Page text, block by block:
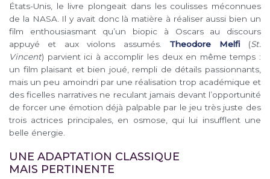
États-Unis, le livre plongeait dans les coulisses méconnues
de la NASA. Il y avait donc là matière à réaliser aussi bien un
film enthousiasmant qu’un biopic à Oscars au discours
appuyé et aux violons assumés. Theodore Melfi(St.
Vincent) parvient ici à accomplir les deux en même temps :
un film plaisant et bien joué, rempli de détails passionnants,
mais un peu amoindri par une réalisation trop académique et
des ficelles narratives ne reculant jamais devant l’opportunité
de forcer une émotion déjà palpable par le jeu très juste des
trois actrices principales, en osmose, qui lui insufflent une
belle énergie.
UNE ADAPTATION CLASSIQUE
MAIS PERTINENTE